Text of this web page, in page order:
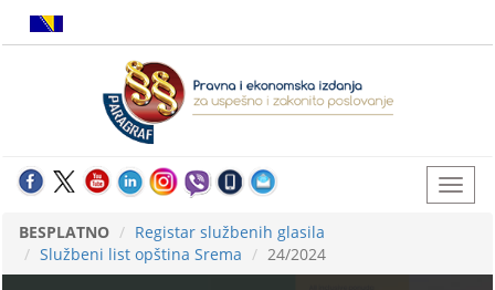
BESPLATNO
Registar službenih glasila
Službeni list opština Srema
24/2024